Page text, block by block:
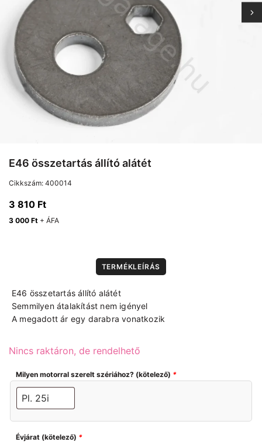
E46 összetartás állító alátét
Cikkszám: 400014
3 810 Ft
3 000 Ft + ÁFA
TERMÉKLEÍRÁS
E46 összetartás állító alátét
Semmilyen átalakítást nem igényel
A megadott ár egy darabra vonatkozik
Nincs raktáron, de rendelhető
Milyen motorral szerelt szériához? (kötelező) *
Évjárat (kötelező) *